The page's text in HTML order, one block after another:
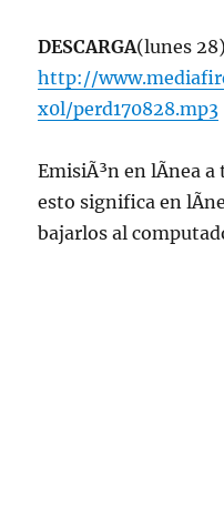
DESCARGA(lunes
http://
x0l/perd170828.mp3
EmisiÃ³n en lÃ­nea
esto significa en
bajarlos al